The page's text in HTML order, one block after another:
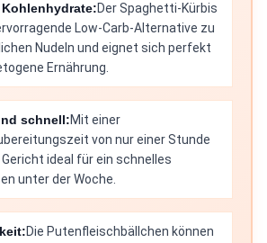
Der Spaghetti-Kürbis
Low-Carb-Alternative zu
Nudeln und eignet sich perfekt
Ernährung.
schnell:Mit einer
von nur einer Stunde
ideal für ein schnelles
unter der Woche.
Die Putenfleischbällchen können